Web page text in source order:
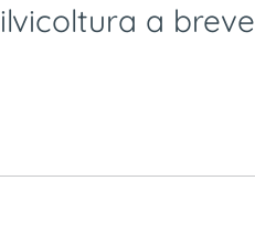
a breve